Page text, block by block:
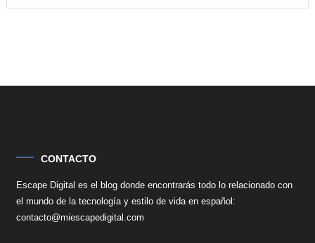
CONTACTO
Escape Digital es el blog donde encontrarás todo lo relacionado con
el mundo de la tecnología y estilo de vida en español:
contacto@miescapedigital.com